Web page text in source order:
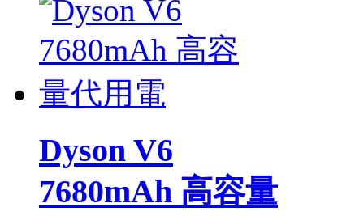
Dyson V6
7680mAh 高容量